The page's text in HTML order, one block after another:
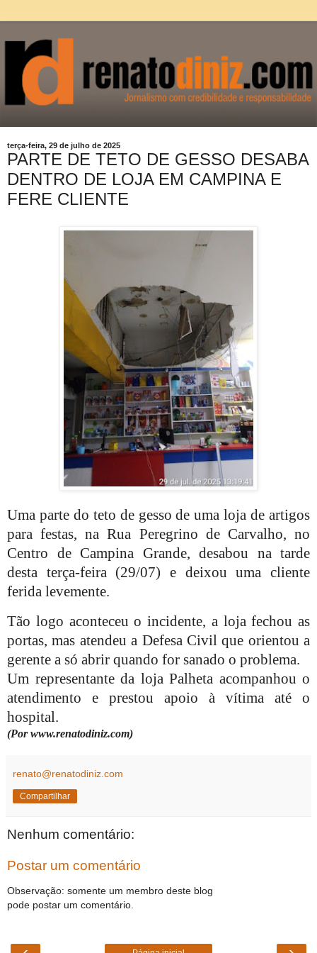
terça-feira, 29 de julho de 2025
PARTE DE TETO DE GESSO DESABA
DENTRO DE LOJA EM CAMPINA E
FERE CLIENTE
Uma parte do teto de gesso de uma loja de artigos
para festas, na Rua Peregrino de Carvalho, no
Centro de Campina Grande, desabou na tarde
desta terça-feira (29/07) e deixou uma cliente
ferida levemente.
Tão logo aconteceu o incidente, a loja fechou as
portas, mas atendeu a Defesa Civil que orientou a
gerente a só abrir quando for sanado o problema.
Um representante da loja Palheta acompanhou o
atendimento e prestou apoio à vítima até o
hospital.
(Por www.renatodiniz.com)
renato@renatodiniz.com
Compartilhar
Nenhum comentário:
Postar um comentário
Observação: somente um membro deste blog
pode postar um comentário.